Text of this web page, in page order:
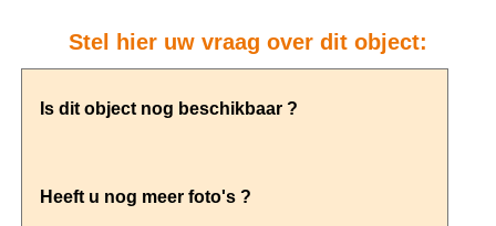
Stel hier uw vraag over dit object: